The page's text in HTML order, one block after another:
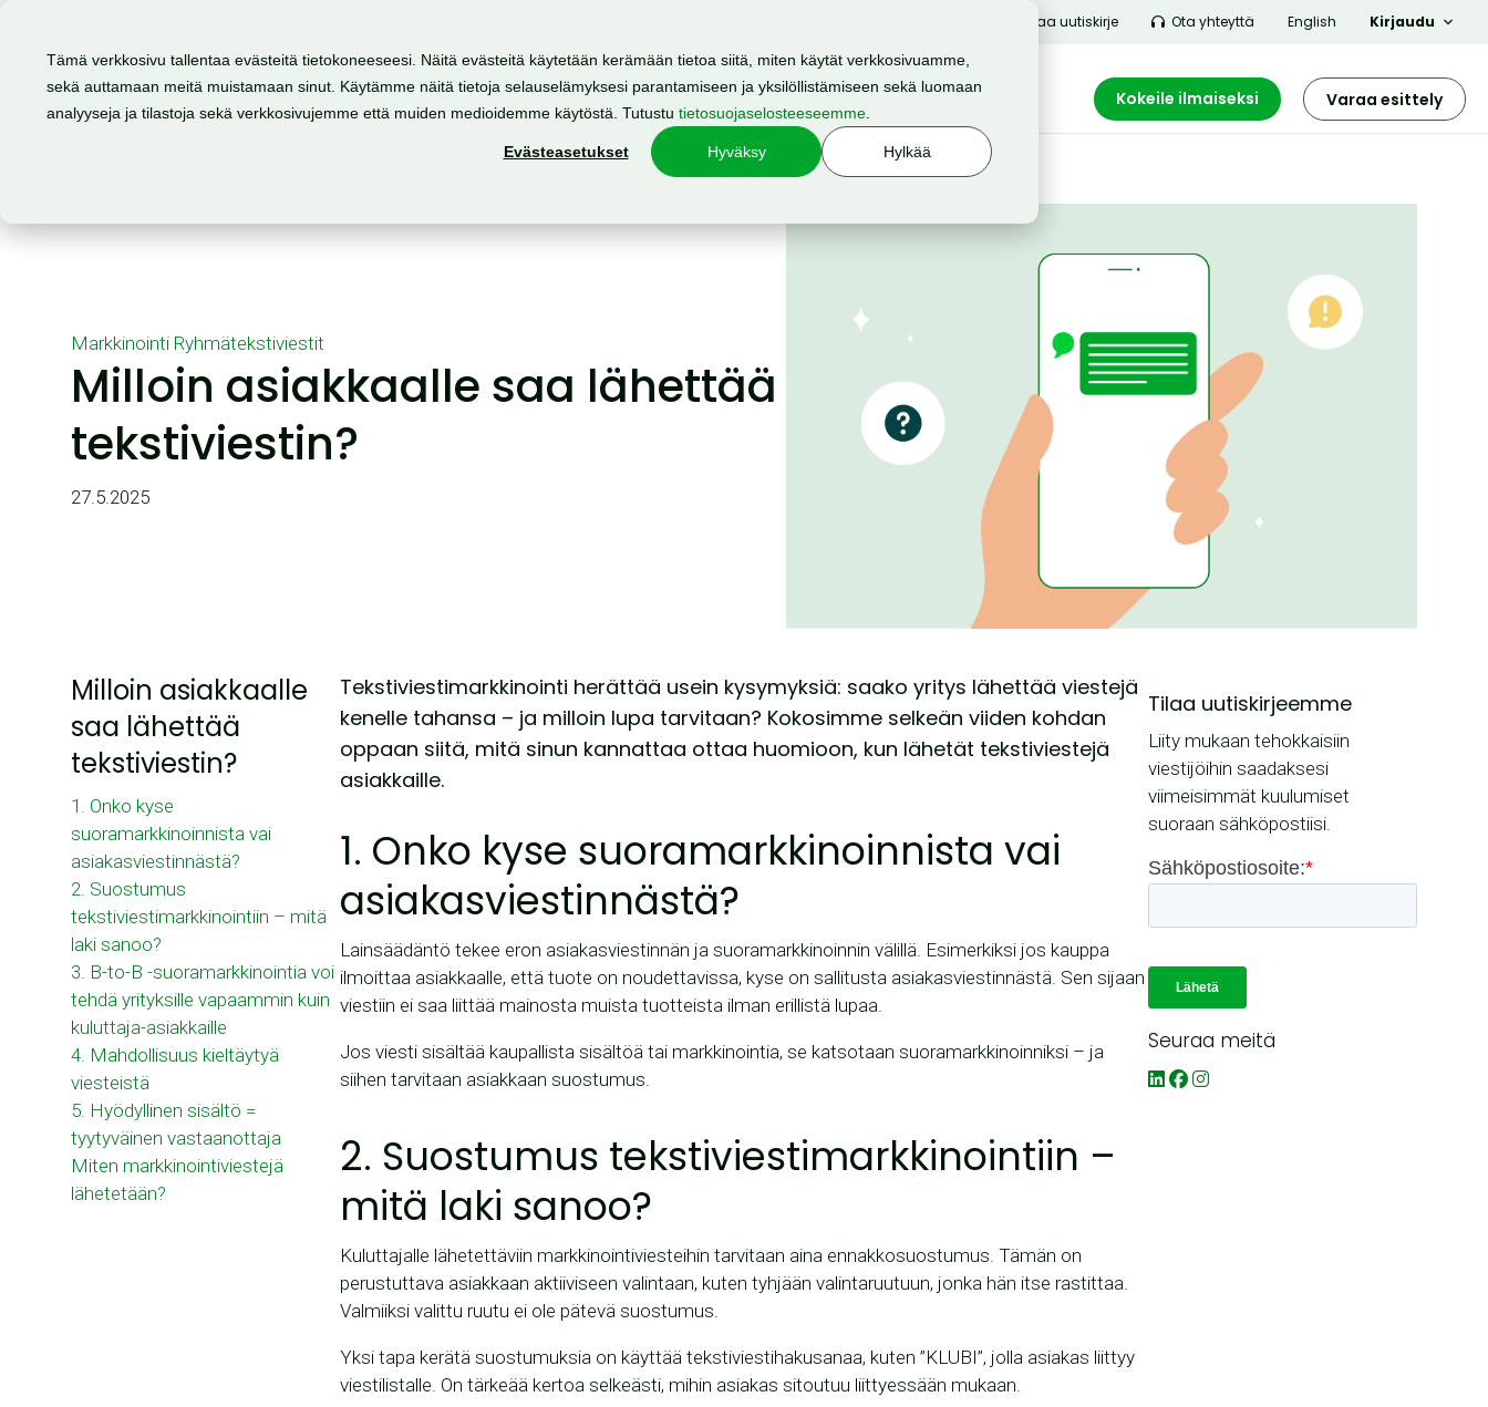
Tämä verkkosivu tallentaa evästeitä tietokoneeseesi. Näitä evästeitä käytetään kerämään tietoa siitä, miten käytät verkkosivuamme,
sekä auttamaan meitä muistamaan sinut. Käytämme näitä tietoja selauselämyksesi parantamiseen ja yksilöllistämiseen sekä luomaan
analyyseja ja tilastoja sekä verkkosivujemme että muiden medioidemme käytöstä. Tutustu tietosuojaselosteeseemme
Evästeasetukset Hyväksy Hylkää
Tilaa uutiskirje Ota yhteyttä Kirjaudu
English
Tuote Mahdollisuudet Resurssit Hinnasto Meistä Varaa esittely
Kokeile ilmaiseksi
Markkinointi Ryhmätekstiviestit
Milloin asiakkaalle saa lähettää
tekstiviestin?
27.5.2025
Milloin asiakkaalle
saa lähettää
tekstiviestin?
1. Onko kyse
suoramarkkinoinnista vai
asiakasviestinnästä?
2. Suostumus
tekstiviestimarkkinointiin – mitä
laki sanoo?
3. B-to-B -suoramarkkinointia voi
tehdä yrityksille vapaammin kuin
kuluttaja-asiakkaille
4. Mahdollisuus kieltäytyä
viesteistä
5. Hyödyllinen sisältö =
tyytyväinen vastaanottaja
Miten markkinointiviestejä
lähetetään?
Tekstiviestimarkkinointi herättää usein kysymyksiä: saako yritys lähettää viestejä
kenelle tahansa – ja milloin lupa tarvitaan? Kokosimme selkeän viiden kohdan
oppaan siitä, mitä sinun kannattaa ottaa huomioon, kun lähetät tekstiviestejä
asiakkaille.
1. Onko kyse suoramarkkinoinnista vai
asiakasviestinnästä?
Lainsäädäntö tekee eron asiakasviestinnän ja suoramarkkinoinnin välillä. Esimerkiksi jos kauppa
ilmoittaa asiakkaalle, että tuote on noudettavissa, kyse on sallitusta asiakasviestinnästä. Sen sijaan
viestiin ei saa liittää mainosta muista tuotteista ilman erillistä lupaa.
Jos viesti sisältää kaupallista sisältöä tai markkinointia, se katsotaan suoramarkkinoinniksi – ja
siihen tarvitaan asiakkaan suostumus.
2. Suostumus tekstiviestimarkkinointiin –
mitä laki sanoo?
Kuluttajalle lähetettäviin markkinointiviesteihin tarvitaan aina ennakkosuostumus. Tämän on
perustuttava asiakkaan aktiiviseen valintaan, kuten tyhjään valintaruutuun, jonka hän itse rastittaa.
Valmiiksi valittu ruutu ei ole pätevä suostumus.
Yksi tapa kerätä suostumuksia on käyttää tekstiviestihakusanaa, kuten ”KLUBI”, jolla asiakas liittyy
viestilistalle. On tärkeää kertoa selkeästi, mihin asiakas sitoutuu liittyessään mukaan.
Tilaa uutiskirjeemme
Liity mukaan tehokkaisiin
viestijöihin saadaksesi
viimeisimmät kuulumiset
suoraan sähköpostiisi.
Seuraa meitä